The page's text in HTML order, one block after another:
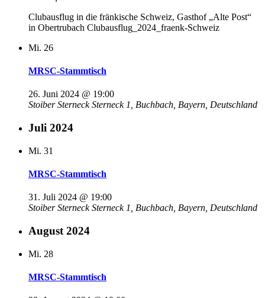
Clubausflug in die fränkische Schweiz, Gasthof „Alte Post“
in Obertrubach Clubausflug_2024_fraenk-Schweiz
Mi. 26
MRSC-Stammtisch
26. Juni 2024 @ 19:00
Stoiber SterneckSterneck 1, Buchbach, Bayern, Deutschland
Juli 2024
Mi. 31
MRSC-Stammtisch
31. Juli 2024 @ 19:00
Stoiber SterneckSterneck 1, Buchbach, Bayern, Deutschland
August 2024
Mi. 28
MRSC-Stammtisch